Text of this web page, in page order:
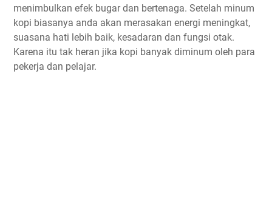
menimbulkan efek bugar dan bertenaga. Setelah minum
kopi biasanya anda akan merasakan energi meningkat,
suasana hati lebih baik, kesadaran dan fungsi otak.
Karena itu tak heran jika kopi banyak diminum oleh para
pekerja dan pelajar.